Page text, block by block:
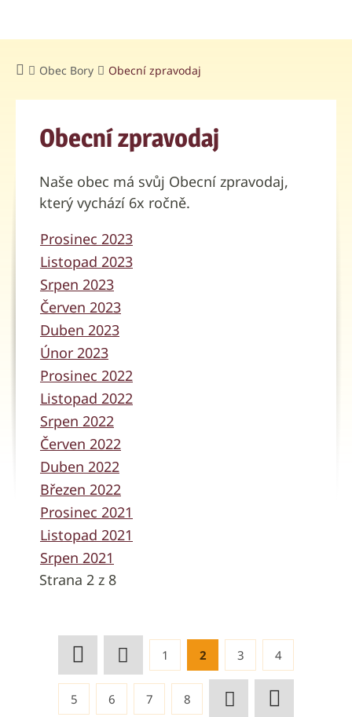
Obec Bory Obecní zpravodaj
Obecní zpravodaj
Naše obec má svůj Obecní zpravodaj,
který vychází 6x ročně.
Prosinec 2023
Listopad 2023
Srpen 2023
Červen 2023
Duben 2023
Únor 2023
Prosinec 2022
Listopad 2022
Srpen 2022
Červen 2022
Duben 2022
Březen 2022
Prosinec 2021
Listopad 2021
Srpen 2021
Strana 2 z 8
1 2 3 4
5 6 7 8